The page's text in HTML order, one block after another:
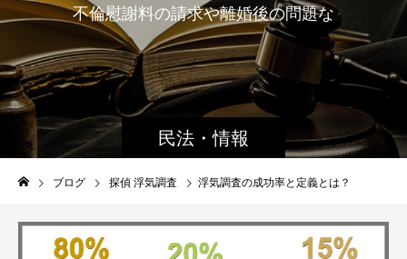
民法・情報
不倫慰謝料の請求や離婚後の問題など、
ブログ 探偵 浮気調査 浮気調査の成功率と定義とは？